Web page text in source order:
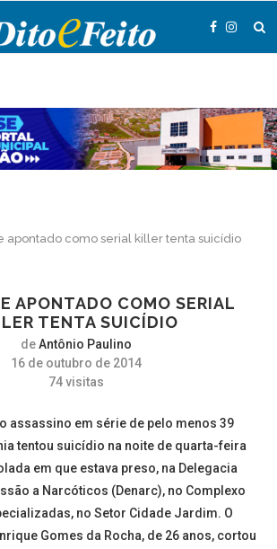
apontado como serial killer tenta suicídio
APONTADO COMO SERIAL
TENTA SUICÍDIO
deAntônio Paulino
16 de outubro de 2014
74visitas
assassino em série de pelo menos 39
tentou suicídio na noite de quarta-feira
em que estava preso, na Delegacia
a Narcóticos (Denarc), no Complexo
no Setor Cidade Jardim. O
Gomes da Rocha, de 26 anos, cortou